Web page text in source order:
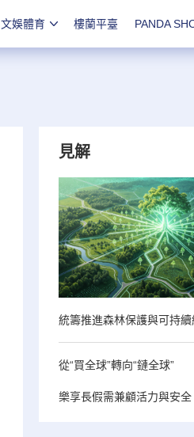
文娛體育 樓蘭平臺 PANDA
見解
統籌推進森林保護與可持續
從“買全球”轉向“鏈全球”
樂享長假需兼顧活力與安全